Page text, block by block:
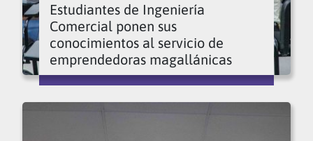
Estudiantes de Ingeniería
Comercial ponen sus
conocimientos al servicio de
emprendedoras magallánicas